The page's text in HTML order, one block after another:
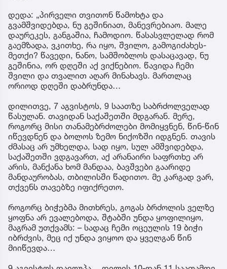
დედა: „პირველი თვითონ წამოხტა და
გვამშვიდებდა, ნუ გეშინიათ, მანევრებიაო. მალე
დაურეკეს, განგაშია, ჩამოდიო. წასასვლელად რომ
გაემზადა, ვკითხე, რა იყო, შვილო, გამოგიძახეს-
მეთქი? წავედი, ნანო, სამშობლოს დასაცავად, ნუ
გეშინია, ორ დღეში აქ ვიქნებიო. წავიდა ჩემი
შვილი და თვალით აღარ მინახავს. მართლაც
ორიოდ დღეში დაბრუნდა…
დილითვე, 7 აგვისტოს, 9 საათზე საბრძოლველად
წასულან. თავიდან საქაშეთში მდგარან. მერე,
როგორც მისი თანამებრძოლები მომიყვნენ, წინ-წინ
იწევდნენ და ბოლოს ზემო ნიქოზში იდგნენ. თავის
ძმასაც არ უმხელდა, სად იყო, სულ ამშვიდებდა,
საქაშეთში ვდგავართ, აქ არანაირი საფრთხე არ
არის, მანქანა ხომ მანდაა, ბავშვები გაარიდე
მანდაურობას, თბილისში წადითო. მე კარგად ვარ,
თქვენს თავებზე იფიქრეთო.
როგორც ბიჭებმა მითხრეს, გოგას ბრძოლის ველზე
ყოფნა არ ევალებოდა, შტაბში უნდა ყოფილიყო,
მაგრამ უთქვამს: – სადაც ჩემი ოცეულის 19 ბიჭი
იბრძვის, მეც იქ უნდა ვიყოო და ყველგან წინ
მიიწევდა…